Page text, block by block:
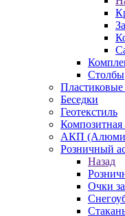
Столбы
Пластиковые
Беседки
Геотекстиль
Композитная
АКП
Розничный
Назад
Очки